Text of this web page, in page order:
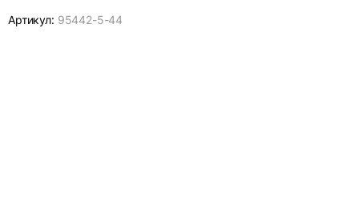
Артикул: 95442-5-44